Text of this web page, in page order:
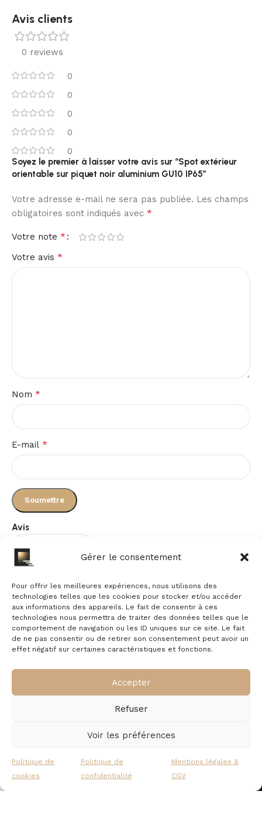
Gérer le consentement
Pour offrir les meilleures expériences, nous utilisons des
technologies telles que les cookies pour stocker et/ou accéder
aux informations des appareils. Le fait de consentir à ces
technologies nous permettra de traiter des données telles que le
comportement de navigation ou les ID uniques sur ce site. Le fait
de ne pas consentir ou de retirer son consentement peut avoir un
effet négatif sur certaines caractéristiques et fonctions.
Accepter
Refuser
Voir les préférences
Politique de
cookies
Politique de
confidentialité
Mentions légales &
CGV
Avis clients
0 reviews
0
0
0
0
0
Avis
Soyez le premier à laisser votre avis sur “Spot extérieur
orientable sur piquet noir aluminium GU10 IP65”
Votre adresse e-mail ne sera pas publiée. Les champs
obligatoires sont indiqués avec *
Votre note *
Votre avis *
Nom *
E-mail *
Mentions légales
Commande
Livraison &
retour
remboursement
Suivre une